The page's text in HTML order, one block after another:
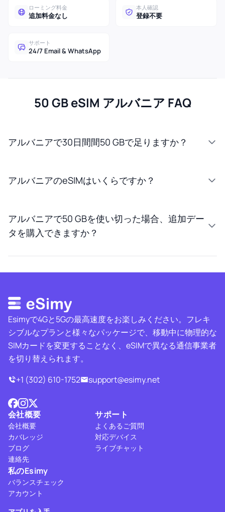
ローミング料金
追加料金なし
本人確認
登録不要
サポート
24/7 Email & WhatsApp
50 GB eSIM アルバニア FAQ
アルバニアで30日間間50 GBで足りますか？
アルバニアのeSIMはいくらですか？
アルバニアで50 GBを使い切った場合、追加デー
タを購入できますか？
Esimyで4Gと5Gの最高速度をお楽しみください。フレキ
シブルなプランと様々なパッケージで、移動中に物理的な
SIMカードを変更することなく、eSIMで異なる通信事業者
を切り替えられます。
+1 (302) 610-1752
support@esimy.net
会社概要
会社概要
カバレッジ
ブログ
連絡先
サポート
よくあるご質問
対応デバイス
ライブチャット
私のEsimy
バランスチェック
アカウント